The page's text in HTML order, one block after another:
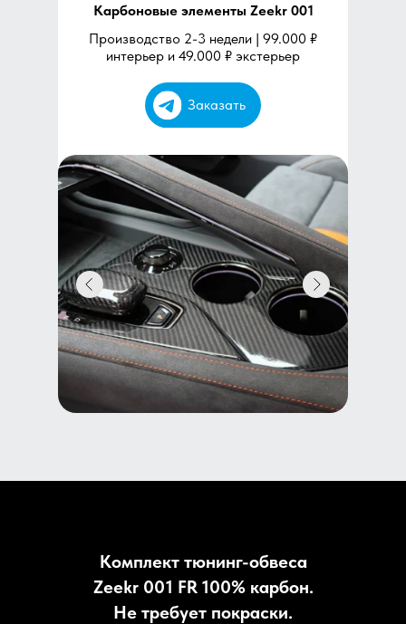
Карбоновые элементы Zeekr 001
Производство 2-3 недели | 99.000 ₽
интерьер и 49.000 ₽ экстерьер
Заказать
Комплект тюнинг-обвеса
Zeekr 001 FR 100% карбон.
Не требует покраски.